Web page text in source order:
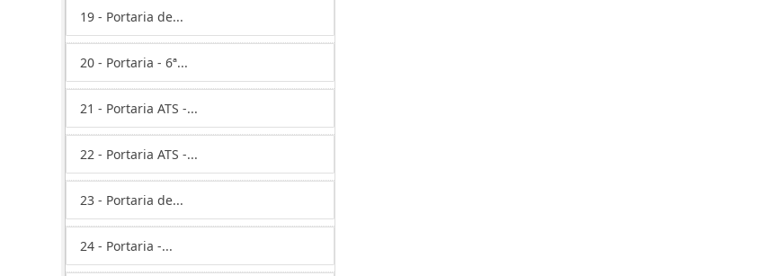
19 - Portaria de...
20 - Portaria - 6ª...
21 - Portaria ATS -...
22 - Portaria ATS -...
23 - Portaria de...
24 - Portaria -...